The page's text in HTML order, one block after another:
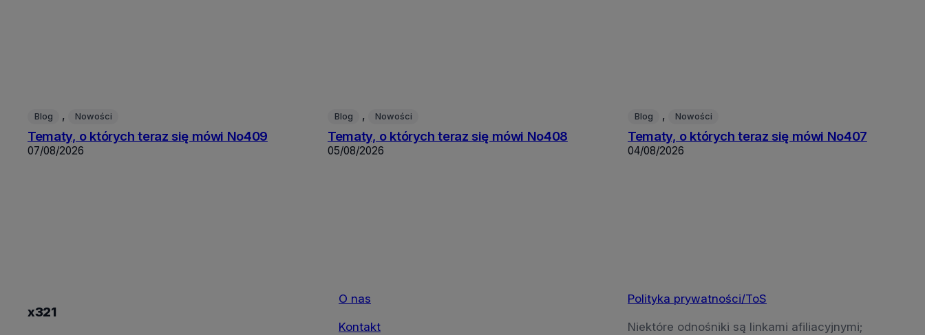
Blog , Nowości
Tematy, o których teraz się mówi No409
07/08/2026
Blog , Nowości
Tematy, o których teraz się mówi No408
05/08/2026
Blog , Nowości
Tematy, o których teraz się mówi No407
04/08/2026
x321
O nas
Kontakt
Polityka prywatności/ToS
Niektóre odnośniki są linkami afiliacyjnymi;